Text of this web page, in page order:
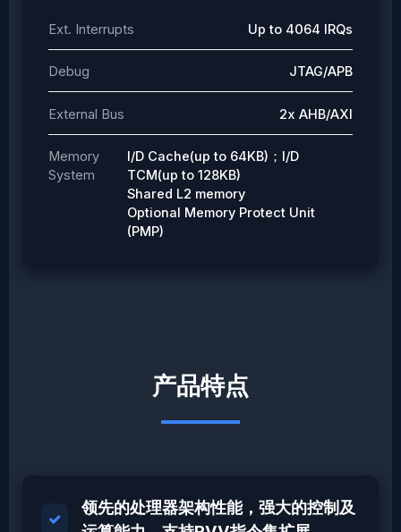
Ext. Interrupts Up to 4064 IRQs
Debug JTAG/APB
External Bus 2x AHB/AXI
Memory
System
I/D Cache(up to 64KB)；I/D
TCM(up to 128KB)
Shared L2 memory
Optional Memory Protect Unit
(PMP)
产品特点
领先的处理器架构性能，强大的控制及